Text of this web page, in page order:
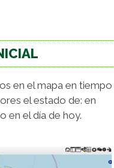
en el mapa en tiempo
el estado de: en
en el día de hoy.